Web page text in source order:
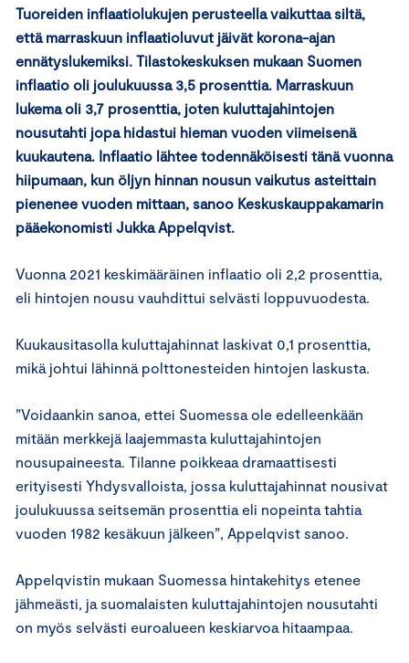
Tuoreiden inflaatiolukujen perusteella vaikuttaa siltä,
että marraskuun inflaatioluvut jäivät korona-ajan
ennätyslukemiksi. Tilastokeskuksen mukaan Suomen
inflaatio oli joulukuussa 3,5 prosenttia. Marraskuun
lukema oli 3,7 prosenttia, joten kuluttajahintojen
nousutahti jopa hidastui hieman vuoden viimeisenä
kuukautena. Inflaatio lähtee todennäköisesti tänä vuonna
hiipumaan, kun öljyn hinnan nousun vaikutus asteittain
pienenee vuoden mittaan, sanoo Keskuskauppakamarin
pääekonomisti Jukka Appelqvist.
Vuonna 2021 keskimääräinen inflaatio oli 2,2 prosenttia,
eli hintojen nousu vauhdittui selvästi loppuvuodesta.
Kuukausitasolla kuluttajahinnat laskivat 0,1 prosenttia,
mikä johtui lähinnä polttonesteiden hintojen laskusta.
”Voidaankin sanoa, ettei Suomessa ole edelleenkään
mitään merkkejä laajemmasta kuluttajahintojen
nousupaineesta. Tilanne poikkeaa dramaattisesti
erityisesti Yhdysvalloista, jossa kuluttajahinnat nousivat
joulukuussa seitsemän prosenttia eli nopeinta tahtia
vuoden 1982 kesäkuun jälkeen”, Appelqvist sanoo.
Appelqvistin mukaan Suomessa hintakehitys etenee
jähmeästi, ja suomalaisten kuluttajahintojen nousutahti
on myös selvästi euroalueen keskiarvoa hitaampaa.